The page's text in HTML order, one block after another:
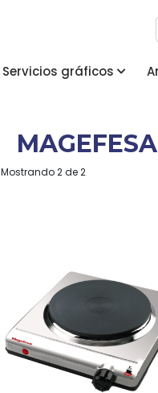
Servicios gráficos
MAGEFESA
Mostrando 2 de 2